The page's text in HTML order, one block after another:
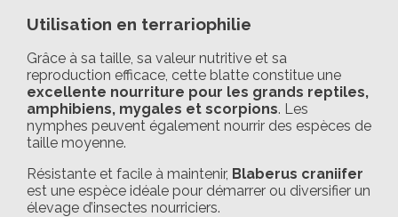
Utilisation en terrariophilie
Grâce à sa taille, sa valeur nutritive et sa
reproduction efficace, cette blatte constitue une
excellente nourriture pour les grands reptiles,
amphibiens, mygales et scorpions. Les
nymphes peuvent également nourrir des espèces de
taille moyenne.
Résistante et facile à maintenir, Blaberus craniifer
est une espèce idéale pour démarrer ou diversifier un
élevage d’insectes nourriciers.